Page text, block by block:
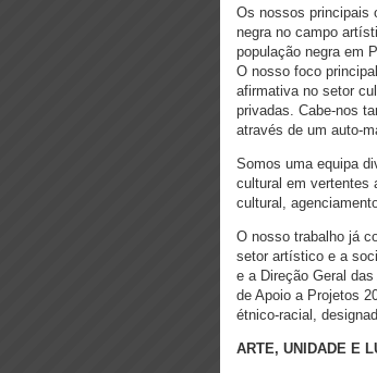
Os nossos principais
negra no campo
população negra em
O nosso foco
afirmativa no setor
privadas. Cabe-nos
através de um auto-
Somos uma equipa
cultural em vertentes
cultural,
O nosso trabalho já
setor artístico e a
e a Direção Geral
de Apoio a Projetos
étnico-racial,
ARTE, UNIDADE E